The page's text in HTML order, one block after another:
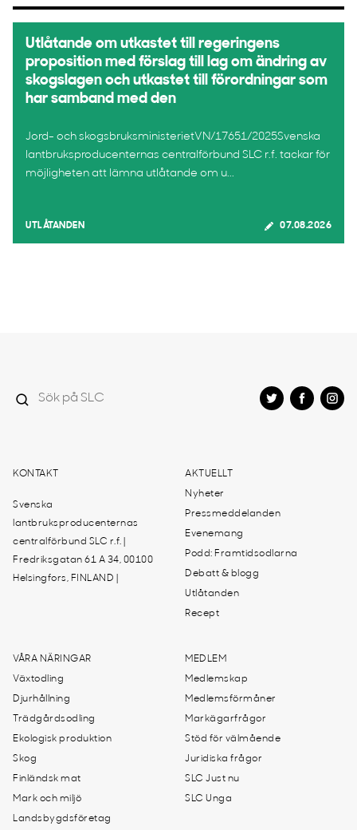
Utlåtande om utkastet till regeringens
proposition med förslag till lag om ändring av
skogslagen och utkastet till förordningar som
har samband med den
Jord- och skogsbruksministerietVN/17651/2025Svenska
lantbruksproducenternas centralförbund SLC r.f. tackar för
möjligheten att lämna utlåtande om u...
UTLÅTANDEN 07.08.2026
KONTAKT
Svenska
lantbruksproducenternas
centralförbund SLC r.f. |
Fredriksgatan 61 A 34, 00100
Helsingfors, FINLAND |
AKTUELLT
Nyheter
Pressmeddelanden
Evenemang
Podd: Framtidsodlarna
Debatt & blogg
Utlåtanden
Recept
VÅRA NÄRINGAR
Växtodling
Djurhållning
Trädgårdsodling
Ekologisk produktion
Skog
Finländsk mat
Mark och miljö
Landsbygdsföretag
MEDLEM
Medlemskap
Medlemsförmåner
Markägarfrågor
Stöd för välmående
Juridiska frågor
SLC Just nu
SLC Unga